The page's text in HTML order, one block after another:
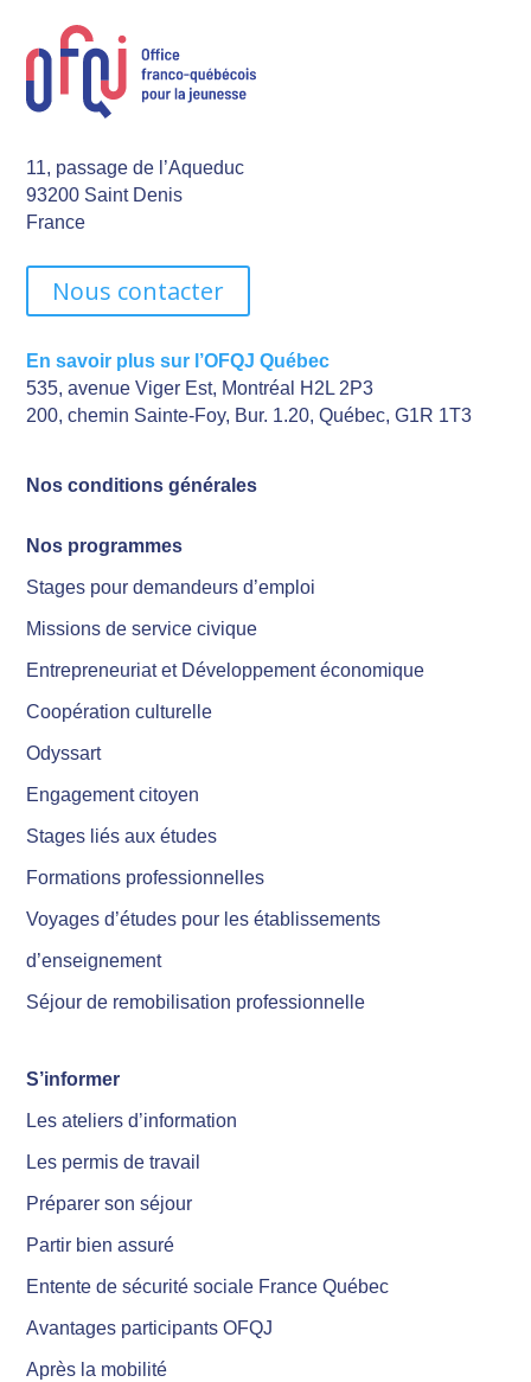
11, passage de l’Aqueduc
93200 Saint Denis
France
Nous contacter
En savoir plus sur l’OFQJ Québec
535, avenue Viger Est, Montréal H2L 2P3
200, chemin Sainte-Foy, Bur. 1.20, Québec, G1R 1T3
Nos conditions générales
Nos programmes
Stages pour demandeurs d’emploi
Missions de service civique
Entrepreneuriat et Développement économique
Coopération culturelle
Odyssart
Engagement citoyen
Stages liés aux études
Formations professionnelles
Voyages d’études pour les établissements
d’enseignement
Séjour de remobilisation professionnelle
S’informer
Les ateliers d’information
Les permis de travail
Préparer son séjour
Partir bien assuré
Entente de sécurité sociale France Québec
Avantages participants OFQJ
Après la mobilité